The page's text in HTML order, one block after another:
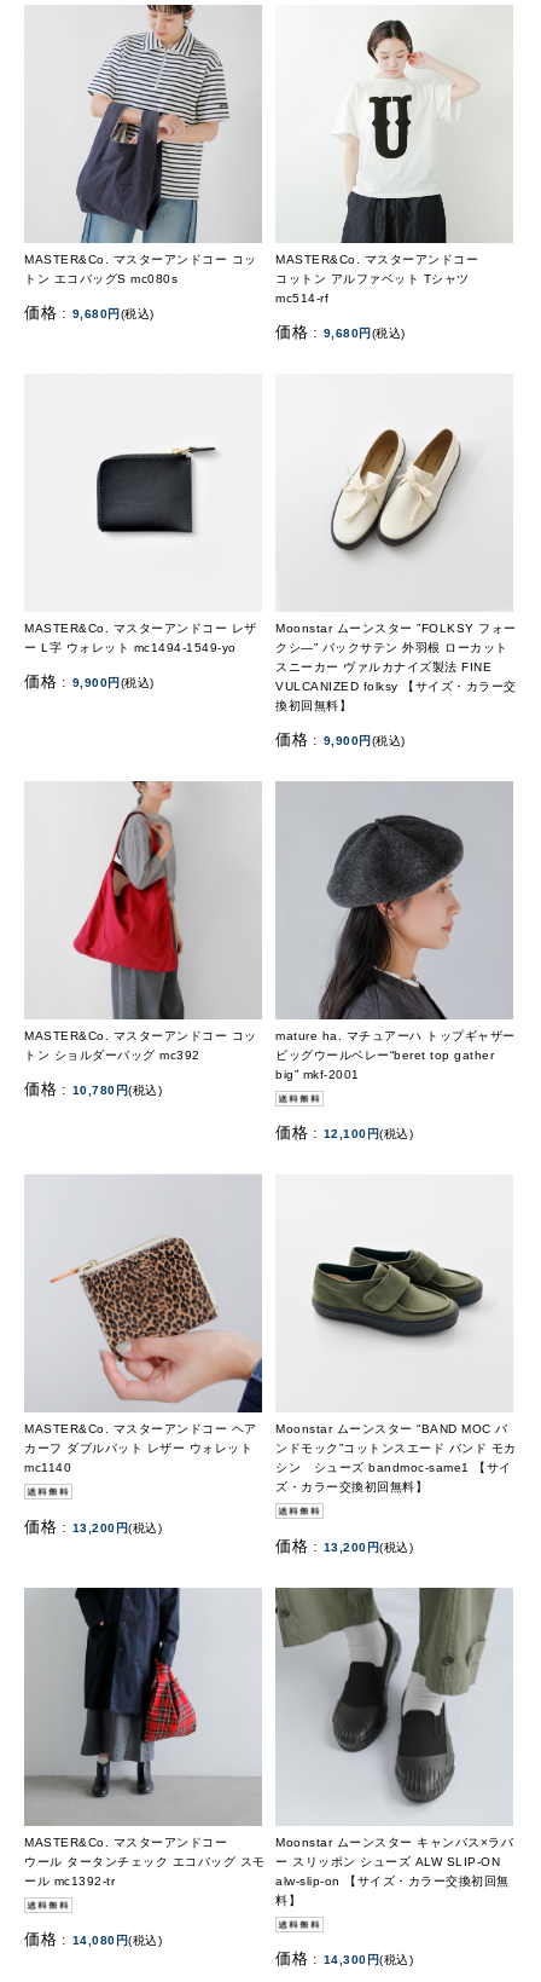
MASTER&Co. マスターアンドコー コッ
トン エコバッグS mc080s
価格 : 9,680円(税込)
MASTER&Co. マスターアンドコー
コットン アルファベット Tシャツ
mc514-rf
価格 : 9,680円(税込)
MASTER&Co. マスターアンドコー レザ
ー L字 ウォレット mc1494-1549-yo
価格 : 9,900円(税込)
Moonstar ムーンスター ”FOLKSY フォー
クシ―” バックサテン 外羽根 ローカット
スニーカー ヴァルカナイズ製法 FINE
VULCANIZED folksy 【サイズ・カラー交
換初回無料】
価格 : 9,900円(税込)
MASTER&Co. マスターアンドコー コッ
トン ショルダーバッグ mc392
価格 : 10,780円(税込)
mature ha. マチュアーハ トップギャザー
ビッグウールベレー“beret top gather
big” mkf-2001
価格 : 12,100円(税込)
MASTER&Co. マスターアンドコー ヘア
カーフ ダブルバット レザー ウォレット
mc1140
価格 : 13,200円(税込)
Moonstar ムーンスター “BAND MOC バ
ンドモック”コットンスエード バンド モカ
シン シューズ bandmoc-same1 【サイ
ズ・カラー交換初回無料】
価格 : 13,200円(税込)
MASTER&Co. マスターアンドコー
ウール タータンチェック エコバッグ スモ
ール mc1392-tr
価格 : 14,080円(税込)
Moonstar ムーンスター キャンバス×ラバ
ー スリッポン シューズ ALW SLIP-ON
alw-slip-on 【サイズ・カラー交換初回無
料】
価格 : 14,300円(税込)